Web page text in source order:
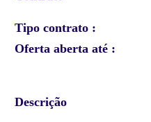
Tipo contrato
Oferta aberta até
Descrição